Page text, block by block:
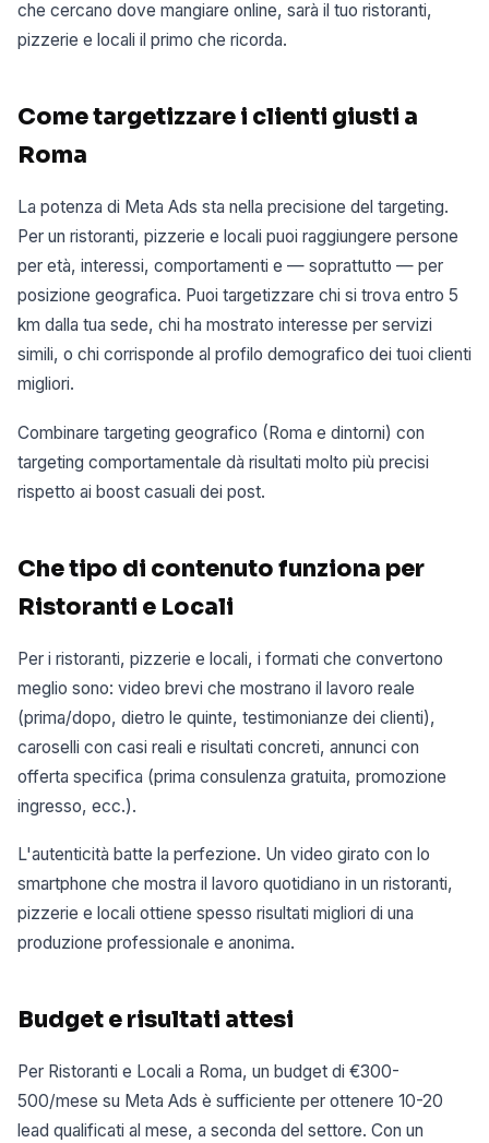
che cercano dove mangiare online, sarà il tuo ristoranti,
pizzerie e locali il primo che ricorda.
Come targetizzare i clienti giusti a
Roma
La potenza di Meta Ads sta nella precisione del targeting.
Per un ristoranti, pizzerie e locali puoi raggiungere persone
per età, interessi, comportamenti e — soprattutto — per
posizione geografica. Puoi targetizzare chi si trova entro 5
km dalla tua sede, chi ha mostrato interesse per servizi
simili, o chi corrisponde al profilo demografico dei tuoi clienti
migliori.
Combinare targeting geografico (Roma e dintorni) con
targeting comportamentale dà risultati molto più precisi
rispetto ai boost casuali dei post.
Che tipo di contenuto funziona per
Ristoranti e Locali
Per i ristoranti, pizzerie e locali, i formati che convertono
meglio sono: video brevi che mostrano il lavoro reale
(prima/dopo, dietro le quinte, testimonianze dei clienti),
caroselli con casi reali e risultati concreti, annunci con
offerta specifica (prima consulenza gratuita, promozione
ingresso, ecc.).
L'autenticità batte la perfezione. Un video girato con lo
smartphone che mostra il lavoro quotidiano in un ristoranti,
pizzerie e locali ottiene spesso risultati migliori di una
produzione professionale e anonima.
Budget e risultati attesi
Per Ristoranti e Locali a Roma, un budget di €300-
500/mese su Meta Ads è sufficiente per ottenere 10-20
lead qualificati al mese, a seconda del settore. Con un